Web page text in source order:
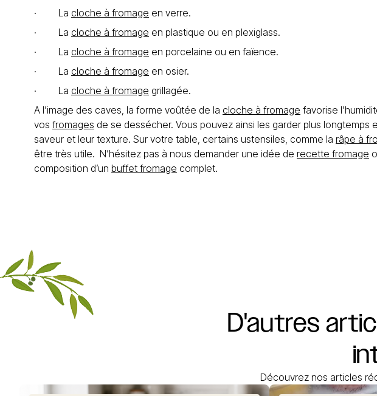
· La cloche à fromage en verre.
· La cloche à fromage en plastique ou en plexiglass.
· La cloche à fromage en porcelaine ou en faïence.
· La cloche à fromage en osier.
· La cloche à fromage grillagée.
A l’image des caves, la forme voûtée de la cloche à fromage favorise
vos fromages de se dessécher. Vous pouvez ainsi les garder plus longtemps
saveur et leur texture. Sur votre table, certains ustensiles, comme la râpe à
être très utile. N’hésitez pas à nous demander une idée de recette fromage
composition d’un buffet fromage complet.
D'autres
Découvrez nos articles